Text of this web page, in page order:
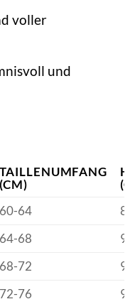
voller
und
TAILLENUMFANG
(CM)
60-64
64-68
68-72
72-76